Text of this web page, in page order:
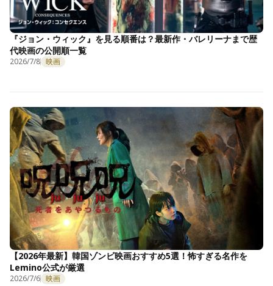
『ジョン・ウィック』を見る順番は？最新作・バレリーナまで歴
代映画の公開順一覧
2026/7/8 映画
【2026年最新】韓国ゾンビ映画おすすめ5選！怖すぎる名作を
Lemino公式が厳選
2026/7/6 映画